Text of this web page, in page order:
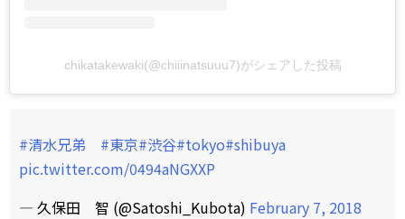
chikatakewaki(@chiiinatsuuu7)がシェアした投稿
#清水兄弟 #東京#渋谷#tokyo#shibuya
pic.twitter.com/0494aNGXXP
— 久保田 智 (@Satoshi_Kubota) February 7, 2018